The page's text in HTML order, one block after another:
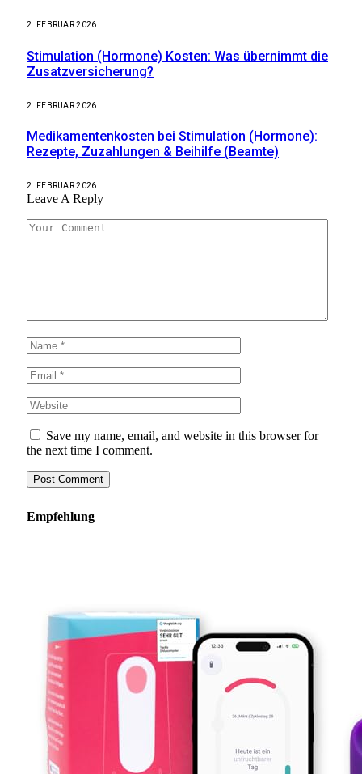
2. FEBRUAR 2026
Stimulation (Hormone) Kosten: Was übernimmt die
Zusatzversicherung?
2. FEBRUAR 2026
Medikamentenkosten bei Stimulation (Hormone):
Rezepte, Zuzahlungen & Beihilfe (Beamte)
2. FEBRUAR 2026
Leave A Reply
Save my name, email, and website in this browser for
the next time I comment.
Empfehlung